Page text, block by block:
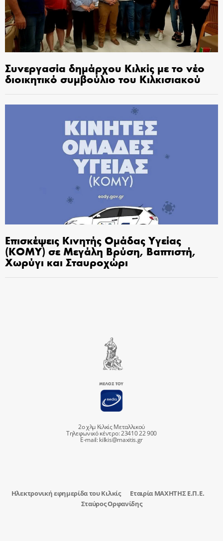
Συνεργασία δημάρχου Κιλκίς με το νέο
διοικητικό συμβούλιο του Κιλκισιακού
Επισκέψεις Κινητής Ομάδας Υγείας
(ΚΟΜΥ) σε Μεγάλη Βρύση, Βαπτιστή,
Χωρύγι και Σταυροχώρι
2ο χλμ Κιλκίς Μεταλλικού
Τηλεφωνικό κέντρο: 23410 22 900
E-mail:kilkis@maxitis.gr
Ηλεκτρονική εφημερίδα του Κιλκίς
Εταιρία ΜΑΧΗΤΗΣ Ε.Π.Ε.
Σταύρος Ορφανίδης